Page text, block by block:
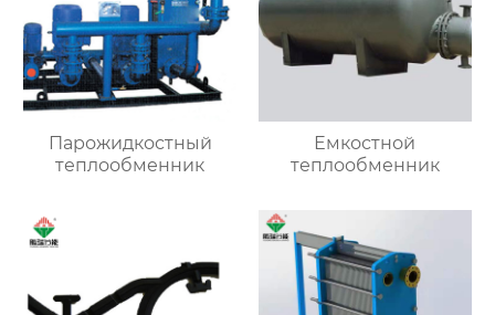
Парожидкостный
теплообменник
Емкостной
теплообменник